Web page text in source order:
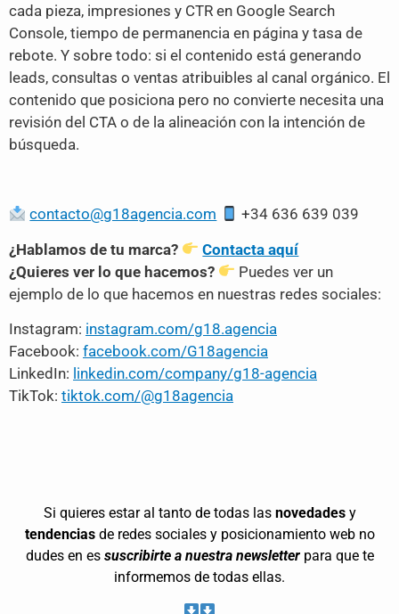
cada pieza, impresiones y CTR en Google Search
Console, tiempo de permanencia en página y tasa de
rebote. Y sobre todo: si el contenido está generando
leads, consultas o ventas atribuibles al canal orgánico. El
contenido que posiciona pero no convierte necesita una
revisión del CTA o de la alineación con la intención de
búsqueda.
contacto@g18agencia.com +34 636 639 039
¿Hablamos de tu marca?
Contacta aquí
¿Quieres ver lo que hacemos?
Puedes ver un
ejemplo de lo que hacemos en nuestras redes sociales:
Instagram: instagram.com/g18.agencia
Facebook: facebook.com/G18agencia
LinkedIn: linkedin.com/company/g18-agencia
TikTok: tiktok.com/@g18agencia
Si quieres estar al tanto de todas las novedadesy
tendenciasde redes sociales y posicionamiento web no
dudes en es suscribirte a nuestra newsletterpara que te
informemos de todas ellas.